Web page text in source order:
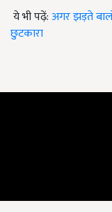
ये भी पढ़ें:अगर झड़ते
छुटकारा